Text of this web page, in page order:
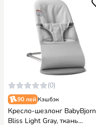
(0)
90 лей Кэшбэк
Кресло-шезлонг BabyBjorn
Bliss Light Gray, ткань